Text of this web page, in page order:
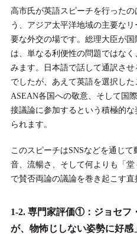
3-2. 3-2. フェロー経験が意味
定的違い
3-3. 3-3. 継続的な研鑽の可能
4. 4. ひろゆき氏から英語で回
氏はどう対応したのか？
4-2. 高市氏の具体的な対
4-4. 4-4. この対応が意味する
高市氏が英語スピーチを行った
う、アジア太平洋地域の主要な
要な外交の場です。総理大臣が
は、単なる利便性の問題ではな
みます。日本語で話して通訳さ
でしたが、あえて英語を選択し
ASEAN各国への敬意、そして国
接議論に参加するという積極的
られます。
このスピーチはSNSなどを通じ
音、流暢さ、そして何よりも「
で賛否両論の議論を巻き起こす直
1-2. 専門家評価①：ジョセフ
が、物怖じしない姿勢に好感